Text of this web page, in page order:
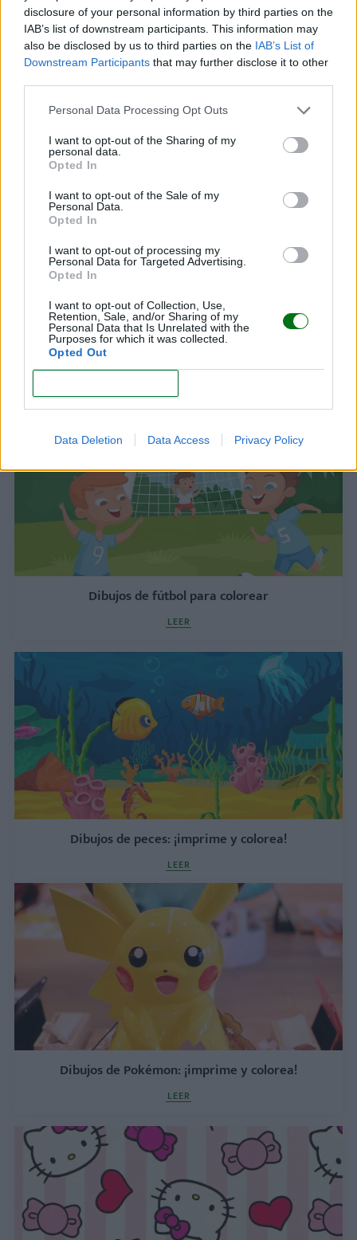
disclosure of your personal information by third parties on the
IAB’s list of downstream participants. This information may
also be disclosed by us to third parties on the IAB’s List of
Downstream Participants that may further disclose it to other
Personal Data Processing Opt Outs
I want to opt-out of the Sharing of my
personal data.
Opted In
I want to opt-out of the Sale of my
Personal Data.
Opted In
I want to opt-out of processing my
Personal Data for Targeted Advertising.
Opted In
I want to opt-out of Collection, Use,
Retention, Sale, and/or Sharing of my
Personal Data that Is Unrelated with the
Purposes for which it was collected.
Opted Out
Data Deletion Data Access Privacy Policy
¡Dibujos de delfines para imprimir y colorear!
LEER
Dibujos de elefantes: ¡imprime y colorea!
Dibujos de fútbol para colorear
LEER
Dibujos de peces: ¡imprime y colorea!
LEER
Dibujos de Pokémon: ¡imprime y colorea!
LEER